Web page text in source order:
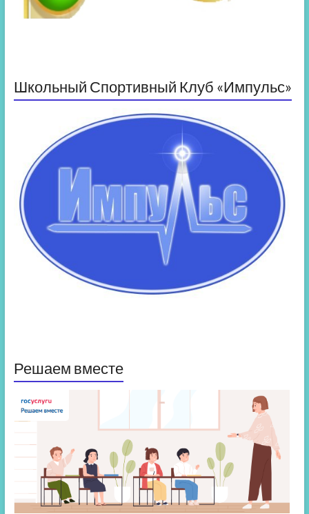
Школьный Спортивный Клуб «Импульс»
Решаем вместе